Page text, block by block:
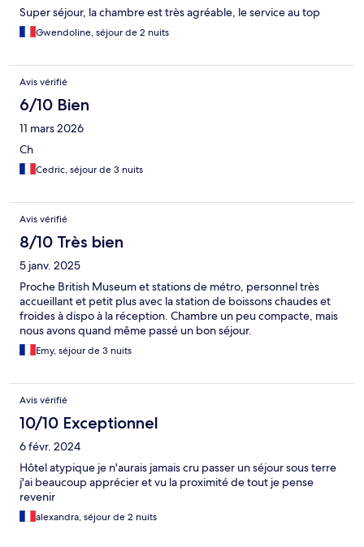
Super séjour, la chambre est très agréable, le service au top
Gwendoline, séjour de 2 nuits
Avis vérifié
6/10 Bien
11 mars 2026
Ch
Cedric, séjour de 3 nuits
Avis vérifié
8/10 Très bien
5 janv. 2025
Proche British Museum et stations de métro, personnel très
accueillant et petit plus avec la station de boissons chaudes et
froides à dispo à la réception. Chambre un peu compacte, mais
nous avons quand même passé un bon séjour.
Emy, séjour de 3 nuits
Avis vérifié
10/10 Exceptionnel
6 févr. 2024
Hôtel atypique je n'aurais jamais cru passer un séjour sous terre
j'ai beaucoup apprécier et vu la proximité de tout je pense
revenir
alexandra, séjour de 2 nuits